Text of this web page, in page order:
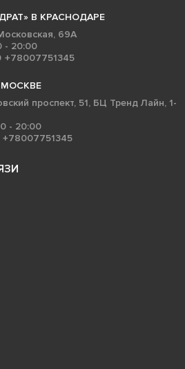
В КРАСНОДАРЕ
69А
- 20:00
+78007751345
МОСКВЕ
проспект, 51, БЦ Тренд Лайн, 1-
- 20:00
+78007751345